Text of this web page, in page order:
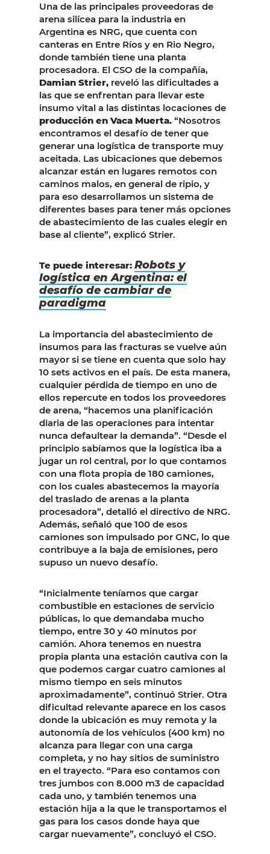
Una de las principales proveedoras de
arena silícea para la industria en
Argentina es NRG, que cuenta con
canteras en Entre Ríos y en Rio Negro,
donde también tiene una planta
procesadora. El CSO de la compañía,
Damian Strier, reveló las dificultades a
las que se enfrentan para llevar este
insumo vital a las distintas locaciones de
producción en Vaca Muerta. “Nosotros
encontramos el desafío de tener que
generar una logística de transporte muy
aceitada. Las ubicaciones que debemos
alcanzar están en lugares remotos con
caminos malos, en general de ripio, y
para eso desarrollamos un sistema de
diferentes bases para tener más opciones
de abastecimiento de las cuales elegir en
base al cliente”, explicó Strier.
Te puede interesar: Robots y
logística en Argentina: el
desafío de cambiar de
paradigma
La importancia del abastecimiento de
insumos para las fracturas se vuelve aún
mayor si se tiene en cuenta que solo hay
10 sets activos en el país. De esta manera,
cualquier pérdida de tiempo en uno de
ellos repercute en todos los proveedores
de arena, “hacemos una planificación
diaria de las operaciones para intentar
nunca defaultear la demanda”. “Desde el
principio sabíamos que la logística iba a
jugar un rol central, por lo que contamos
con una flota propia de 180 camiones,
con los cuales abastecemos la mayoría
del traslado de arenas a la planta
procesadora”, detalló el directivo de NRG.
Además, señaló que 100 de esos
camiones son impulsado por GNC, lo que
contribuye a la baja de emisiones, pero
supuso un nuevo desafío.
“Inicialmente teníamos que cargar
combustible en estaciones de servicio
públicas, lo que demandaba mucho
tiempo, entre 30 y 40 minutos por
camión. Ahora tenemos en nuestra
propia planta una estación cautiva con la
que podemos cargar cuatro camiones al
mismo tiempo en seis minutos
aproximadamente”, continuó Strier. Otra
dificultad relevante aparece en los casos
donde la ubicación es muy remota y la
autonomía de los vehículos (400 km) no
alcanza para llegar con una carga
completa, y no hay sitios de suministro
en el trayecto. “Para eso contamos con
tres jumbos con 8.000 m3 de capacidad
cada uno, y también tenemos una
estación hija a la que le transportamos el
gas para los casos donde haya que
cargar nuevamente”, concluyó el CSO.